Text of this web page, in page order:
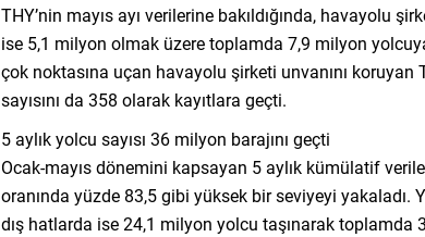
THY’nin mayıs ayı verilerine bakıldığında, havayolu
ise 5,1 milyon olmak üzere toplamda 7,9 milyon
çok noktasına uçan havayolu şirketi unvanını
sayısını da 358 olarak kayıtlara geçti.
5 aylık yolcu sayısı 36 milyon barajını geçti
Ocak-mayıs dönemini kapsayan 5 aylık kümülatif
oranında yüzde 83,5 gibi yüksek bir seviyeyi yakaladı.
dış hatlarda ise 24,1 milyon yolcu taşınarak toplamda